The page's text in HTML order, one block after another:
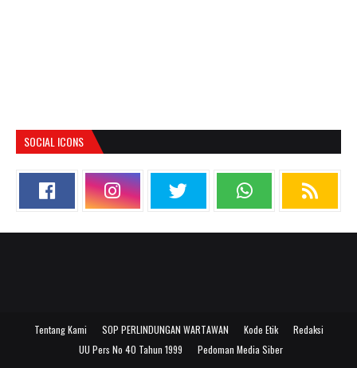
SOCIAL ICONS
Tentang Kami SOP PERLINDUNGAN WARTAWAN Kode Etik
Redaksi
UU Pers No 40 Tahun 1999
Pedoman Media Siber